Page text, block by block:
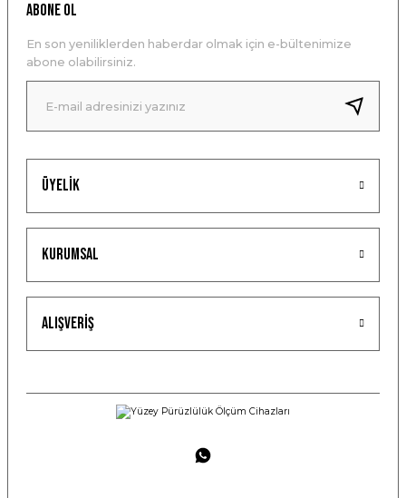
Üyelik
Kurumsal
Alışveriş
ABONE OL
En son yeniliklerden haberdar olmak için e-bültenimize
abone olabilirsiniz.